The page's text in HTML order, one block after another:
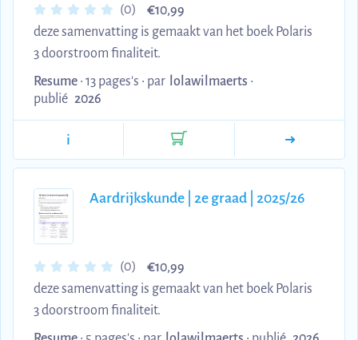
(0) €10,99
deze samenvatting is gemaakt van het boek Polaris
3 doorstroom finaliteit.
Resume • 13 pages's • par lolawilmaerts •
publié 2026
i
Aardrijkskunde | 2e graad | 2025/26
(0) €10,99
deze samenvatting is gemaakt van het boek Polaris
3 doorstroom finaliteit.